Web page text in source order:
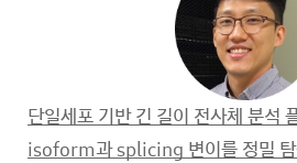
단일세포 기반 긴 길이 전사체 분석
isoform과 splicing 변이를 정밀